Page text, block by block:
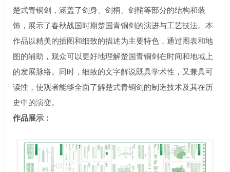
楚式青铜剑，涵盖了剑身、剑柄、剑鞘等部分的结构和装
饰，展示了春秋战国时期楚国青铜剑的演进与工艺技法。本
作品以精美的插图和细致的描述为主要特色，通过图表和地
图的辅助，观众可以更好地理解楚国青铜剑在时间和地域上
的发展脉络。同时，细致的文字解说既具学术性，又兼具可
读性，使观者能够全面了解楚式青铜剑的制造技术及其在历
史中的演变。
作品展示：